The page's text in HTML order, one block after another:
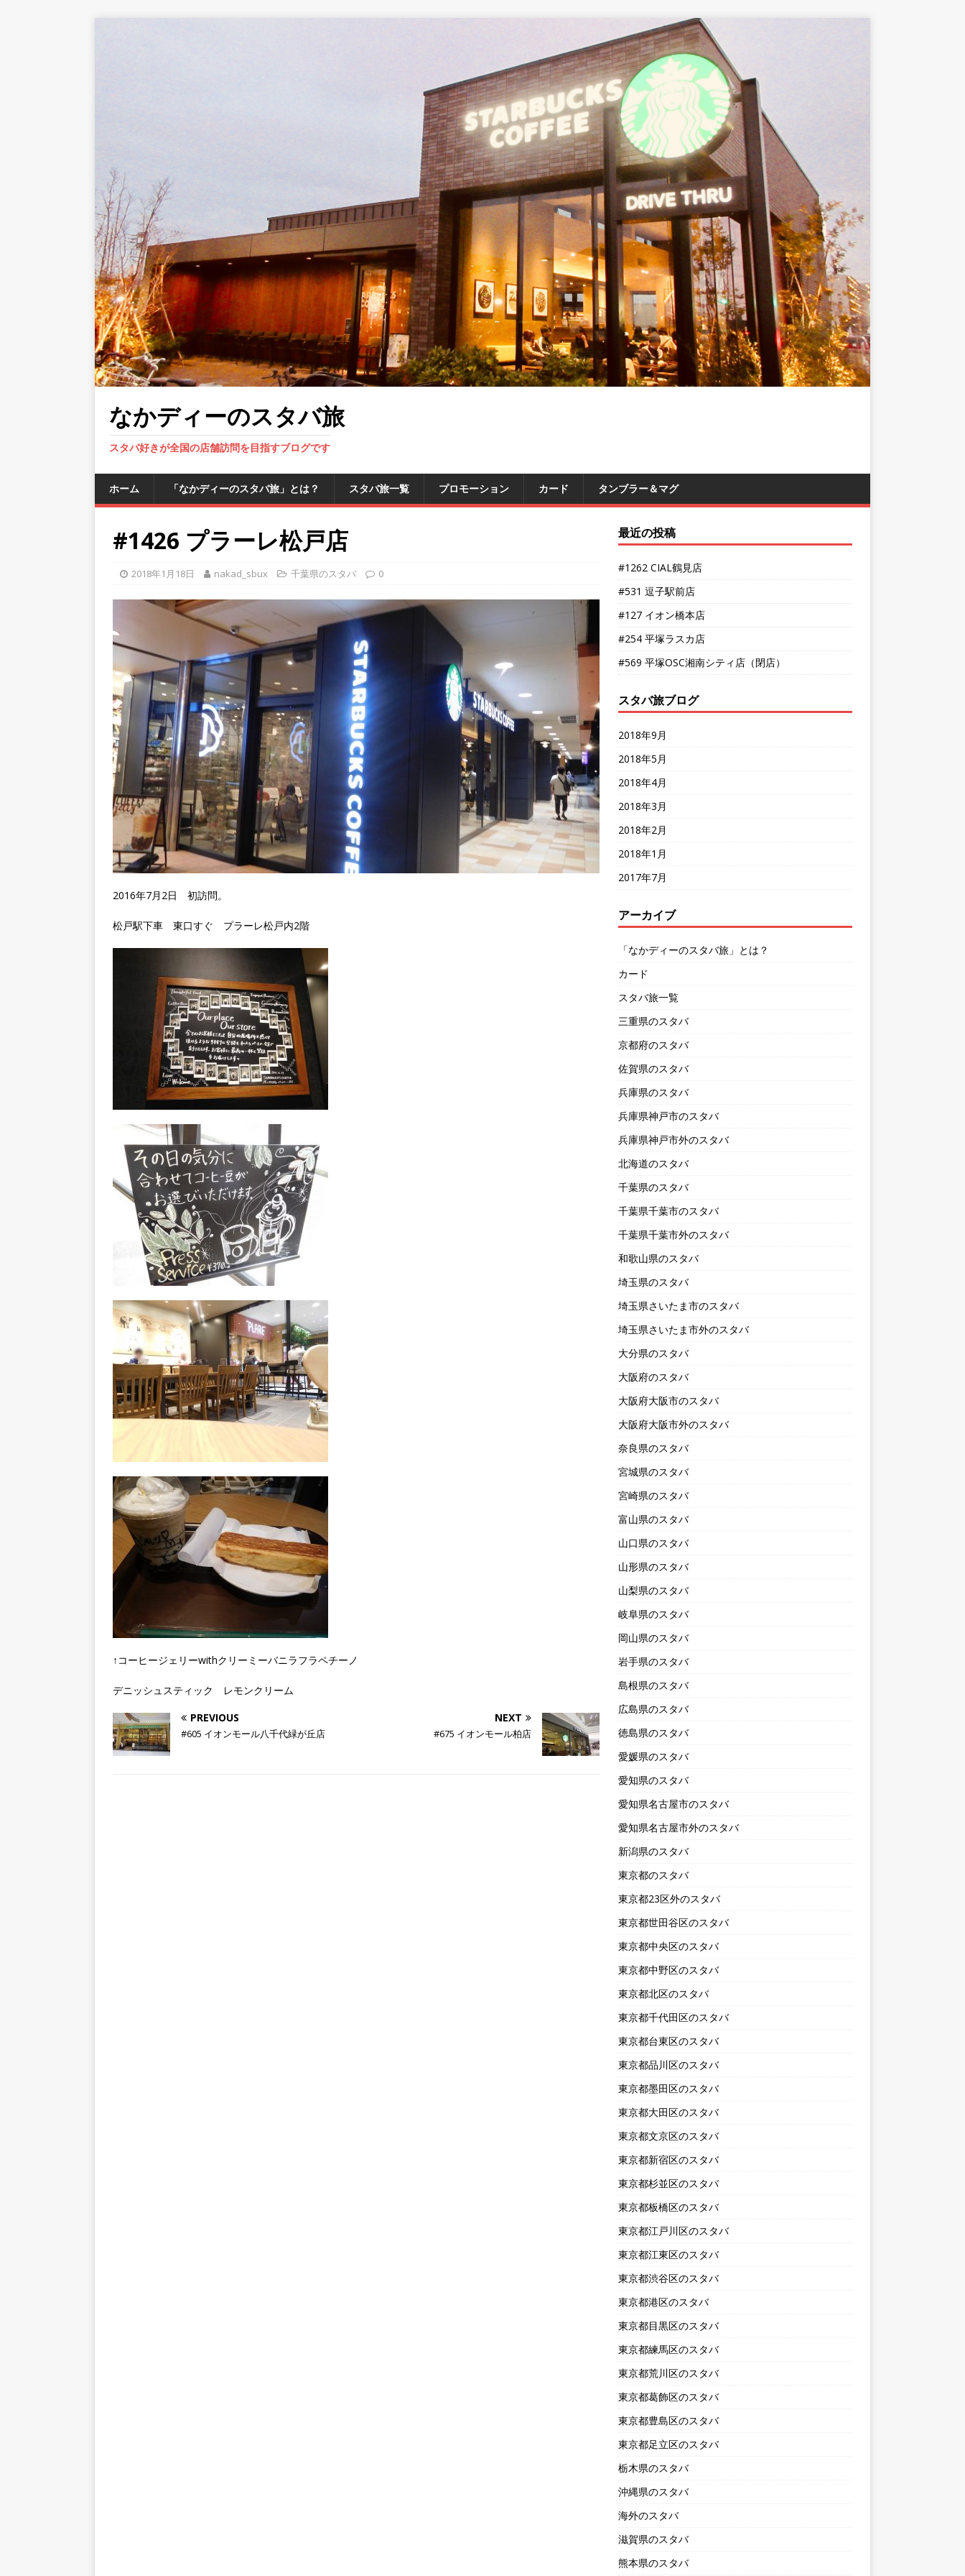
なかディーのスタバ旅
スタバ好きが全国の店舗訪問を目指すブログです
ホーム 「なかディーのスタバ旅」とは？ スタバ旅一覧 プロモーション カード タンブラー＆マグ
#1426 プラーレ松戸店
2018年1月18日 nakad_sbux 千葉県のスタバ 0
2016年7月2日 初訪問。
松戸駅下車 東口すぐ プラーレ松戸内2階
↑コーヒージェリーwithクリーミーバニラフラペチーノ
デニッシュスティック レモンクリーム
PREVIOUS
#605 イオンモール八千代緑が丘店
NEXT
#675 イオンモール柏店
最近の投稿
#1262 CIAL鶴見店
#531 逗子駅前店
#127 イオン橋本店
#254 平塚ラスカ店
#569 平塚OSC湘南シティ店（閉店）
スタバ旅ブログ
2018年9月
2018年5月
2018年4月
2018年3月
2018年2月
2018年1月
2017年7月
アーカイブ
「なかディーのスタバ旅」とは？
カード
スタバ旅一覧
三重県のスタバ
京都府のスタバ
佐賀県のスタバ
兵庫県のスタバ
兵庫県神戸市のスタバ
兵庫県神戸市外のスタバ
北海道のスタバ
千葉県のスタバ
千葉県千葉市のスタバ
千葉県千葉市外のスタバ
和歌山県のスタバ
埼玉県のスタバ
埼玉県さいたま市のスタバ
埼玉県さいたま市外のスタバ
大分県のスタバ
大阪府のスタバ
大阪府大阪市のスタバ
大阪府大阪市外のスタバ
奈良県のスタバ
宮城県のスタバ
宮崎県のスタバ
富山県のスタバ
山口県のスタバ
山形県のスタバ
山梨県のスタバ
岐阜県のスタバ
岡山県のスタバ
岩手県のスタバ
島根県のスタバ
広島県のスタバ
徳島県のスタバ
愛媛県のスタバ
愛知県のスタバ
愛知県名古屋市のスタバ
愛知県名古屋市外のスタバ
新潟県のスタバ
東京都のスタバ
東京都23区外のスタバ
東京都世田谷区のスタバ
東京都中央区のスタバ
東京都中野区のスタバ
東京都北区のスタバ
東京都千代田区のスタバ
東京都台東区のスタバ
東京都品川区のスタバ
東京都墨田区のスタバ
東京都大田区のスタバ
東京都文京区のスタバ
東京都新宿区のスタバ
東京都杉並区のスタバ
東京都板橋区のスタバ
東京都江戸川区のスタバ
東京都江東区のスタバ
東京都渋谷区のスタバ
東京都港区のスタバ
東京都目黒区のスタバ
東京都練馬区のスタバ
東京都荒川区のスタバ
東京都葛飾区のスタバ
東京都豊島区のスタバ
東京都足立区のスタバ
栃木県のスタバ
沖縄県のスタバ
海外のスタバ
滋賀県のスタバ
熊本県のスタバ